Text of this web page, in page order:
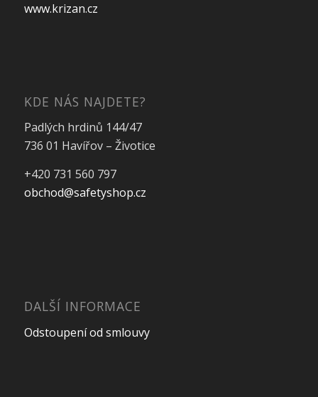
www.krizan.cz
KDE NÁS NAJDETE?
Padlých hrdinů 144/47
736 01 Havířov – Životice
+420 731 560 797
obchod@safetyshop.cz
DALŠÍ INFORMACE
Odstoupení od smlouvy